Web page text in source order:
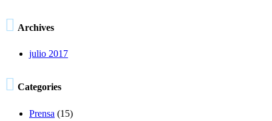
 Archives
julio 2017
 Categories
Prensa (15)